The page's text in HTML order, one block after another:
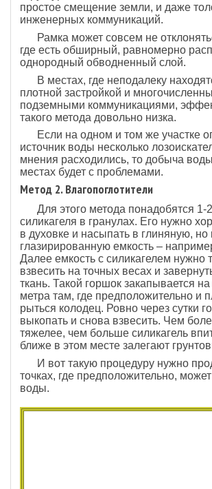
простое смещение земли, и даже
инженерных коммуникаций.
Рамка может совсем не
где есть обширный, равномерно
однородный обводненный слой.
В местах, где неподалеку
плотной застройкой и
подземными коммуникациями,
такого метода довольно низка.
Если на одном и том же участке
источник воды несколько
мнения расходились, то добыча
местах будет с проблемами.
Метод 2. Влагопоглотители
Для этого метода понадобятся 1-
силикагеля в гранулах. Его нужно
в духовке и насыпать в глиняную, но
глазирированную емкость –
Далее емкость с силикагелем нужно
взвесить на точных весах и
ткань. Такой горшок закапывается
метра там, где предположительно и
рыться колодец. Ровно через сутки
выкопать и снова взвесить. Чем
тяжелее, чем больше силикагель
ближе в этом месте залегают
И вот такую процедуру нужно
точках, где предположительно,
воды.